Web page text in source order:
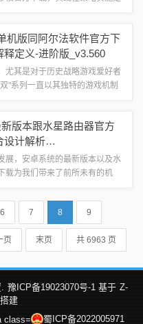
大的核心价值...
机版同阿尔法软件官方下
释定义-进阶版_v3.560
尤其是对于历史战略游戏爱好者
"系列一直以其独特的游戏机制
...版本跟水星路由器官方
设计解析
展，安卓系统的最新版本以及水
载为我们带来了前所未有的机
渐改变我们的工作方式和生活方
讨的是“数据整合设计解析m...
6 7 8 9
页 末页 共 6963 页
豫ICP备19023070号-1 基于 Z-
搭建
蜀ICP备2022005971